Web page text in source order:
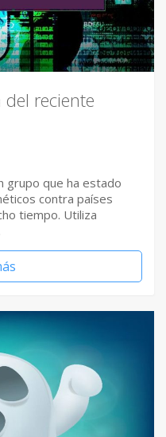
reciente
grupo que ha estado
contra países
tiempo. Utiliza